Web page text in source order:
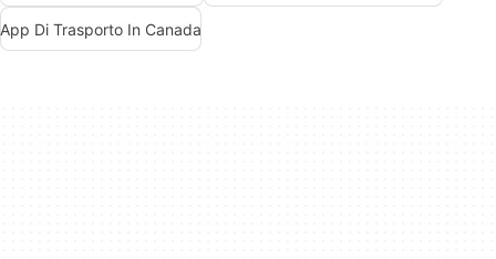
App Di Trasporto In Canada